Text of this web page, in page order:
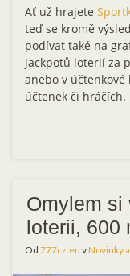
Ať už hrajete
teď se kromě
podívat také na
jackpotů loterií za
anebo v
účtenek či hráčích.
Omylem si
loterii, 600
Od 777cz.eu vNovinky